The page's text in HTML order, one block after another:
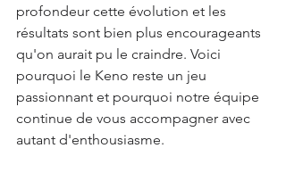
profondeur cette évolution et les
résultats sont bien plus encourageants
qu'on aurait pu le craindre. Voici
pourquoi le Keno reste un jeu
passionnant et pourquoi notre équipe
continue de vous accompagner avec
autant d'enthousiasme.